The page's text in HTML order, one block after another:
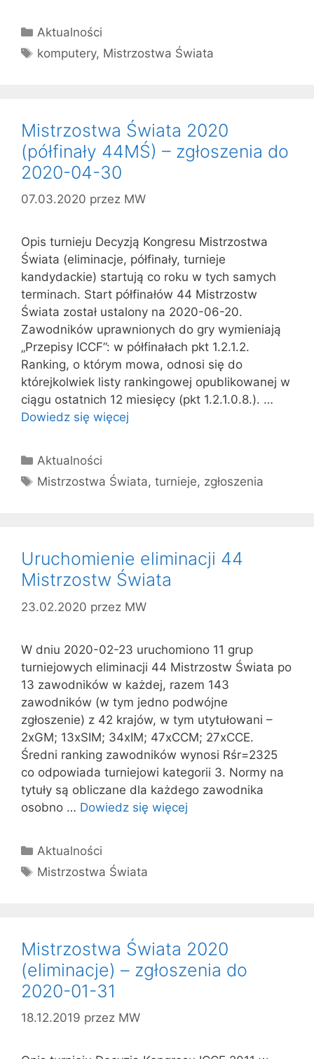
Kategorie
Aktualności
Tagi
komputery, Mistrzostwa Świata
Mistrzostwa Świata 2020
(półfinały 44MŚ) – zgłoszenia do
2020-04-30
07.03.2020 przez MW
Opis turnieju Decyzją Kongresu Mistrzostwa
Świata (eliminacje, półfinały, turnieje
kandydackie) startują co roku w tych samych
terminach. Start półfinałów 44 Mistrzostw
Świata został ustalony na 2020-06-20.
Zawodników uprawnionych do gry wymieniają
„Przepisy ICCF”: w półfinałach pkt 1.2.1.2.
Ranking, o którym mowa, odnosi się do
którejkolwiek listy rankingowej opublikowanej w
ciągu ostatnich 12 miesięcy (pkt 1.2.1.0.8.). …
Dowiedz się więcej
Kategorie
Aktualności
Tagi
Mistrzostwa Świata,turnieje, zgłoszenia
Uruchomienie eliminacji 44
Mistrzostw Świata
23.02.2020 przez MW
W dniu 2020-02-23 uruchomiono 11 grup
turniejowych eliminacji 44 Mistrzostw Świata po
13 zawodników w każdej, razem 143
zawodników (w tym jedno podwójne
zgłoszenie) z 42 krajów, w tym utytułowani –
2xGM; 13xSIM; 34xIM; 47xCCM; 27xCCE.
Średni ranking zawodników wynosi Rśr=2325
co odpowiada turniejowi kategorii 3. Normy na
tytuły są obliczane dla każdego zawodnika
osobno … Dowiedz się więcej
Kategorie
Aktualności
Tagi
Mistrzostwa Świata
Mistrzostwa Świata 2020
(eliminacje) – zgłoszenia do
2020-01-31
18.12.2019 przez MW